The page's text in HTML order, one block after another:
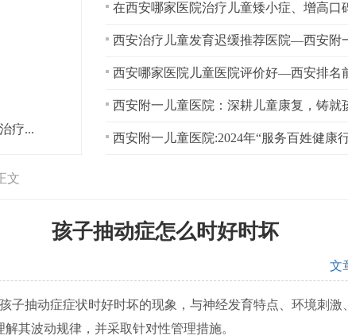
疗...
在西安哪家医院治疗儿童矮小症、增高口
西安治疗儿童发育迟缓推荐医院—西安附
西安附一儿童医院：深耕儿童康复，铸就
西安附一儿童医院:2024年“服务百姓健康
文
孩子抽动症怎么时好时坏
文
子抽动症症状时好时坏的现象，与神经发育特点、环境刺激
其波动规律，并采取针对性管理措施。